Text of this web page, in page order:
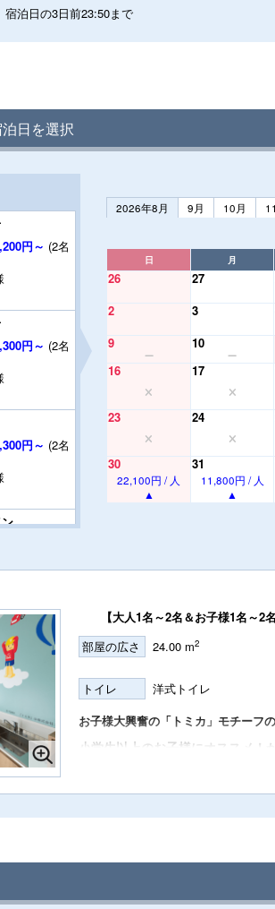
宿泊日の3日前23:50まで
日を選択
円～ (2名
円～ (2名
円～ (2名
円～(2名
ツイ
円～(2名
円～(2名
円～(2名
2026年8月
9月 10月
日 月
26 27
2
3
9
10
16
17
23 24
30
22,100円 / 人
31
11,800円 / 人
【大人1名～2名＆お子様1名～
部屋の広さ
24.00 m2
トイレ
洋式トイレ
お子様大興奮の「 トミカ」モチーフ
小学生以上のお子様にオススメ！
ベットは、ロフト式の2段ベッド
浴室はキッズサイズでの浴室のご
●エリア／フロア PORT AREA １